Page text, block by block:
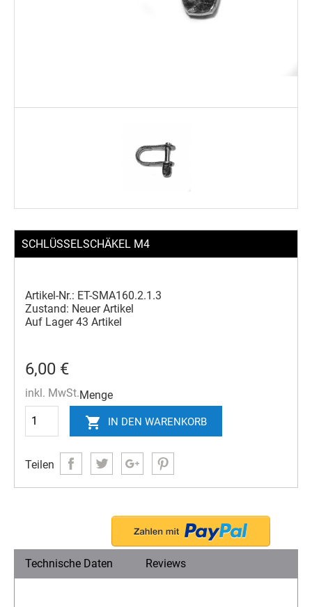
SCHLÜSSELSCHÄKEL M4
Artikel-Nr.: ET-SMA160.2.1.3
Zustand: Neuer Artikel
Auf Lager 43 Artikel
6,00 €
inkl. MwSt.Menge
 IN DEN WARENKORB
Teilen
Technische Daten Reviews